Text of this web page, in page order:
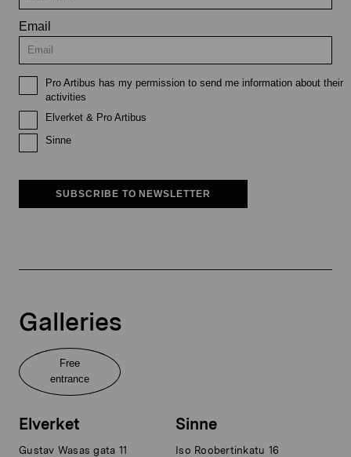
Email
Pro Artibus has my permission to send me information about their
activities
Elverket & Pro Artibus
Sinne
SUBSCRIBE TO NEWSLETTER
Galleries
Free
entrance
Elverket
Gustav Wasas gata 11
Sinne
Iso Roobertinkatu 16